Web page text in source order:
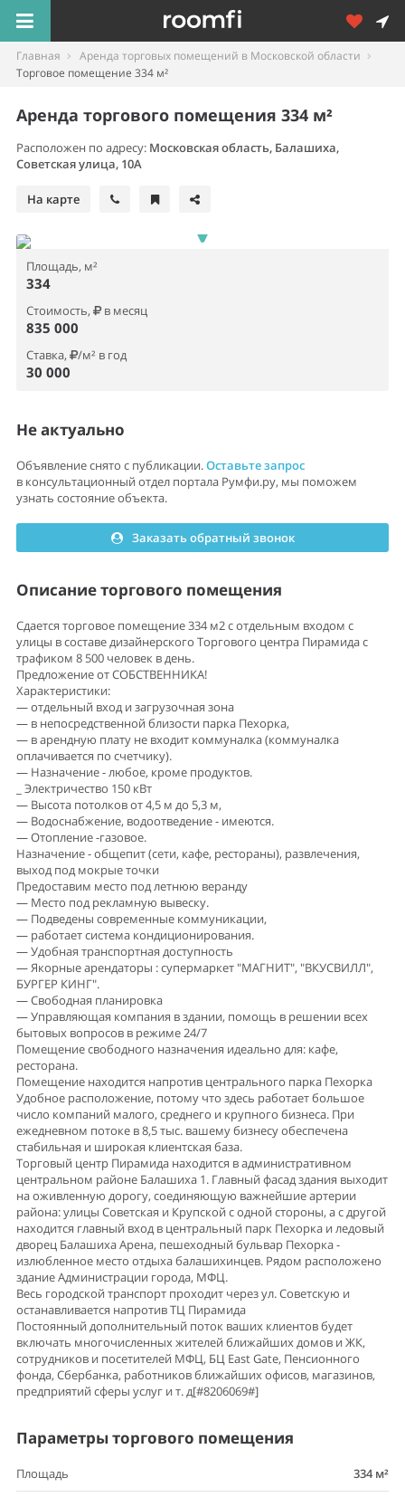
Главная
Аренда торговых помещений в Московской области
Торговое помещение 334 м²
Аренда торгового помещения 334 м²
Расположен по адресу: Московская область, Балашиха,
Советская улица, 10А
На карте
Площадь, м²
334
Стоимость, в месяц
835 000
Ставка, /м² в год
30 000
Не актуально
Объявление снято с публикации.Оставьте запрос
в консультационный отдел портала Румфи.ру, мы поможем
узнать состояние объекта.
Заказать обратный звонок
Описание торгового помещения
Сдается торговое помещение 334 м2 с отдельным входом с
улицы в составе дизайнерского Торгового центра Пирамида с
трафиком 8 500 человек в день.
Предложение от СОБСТВЕННИКА!
Характеристики:
— oтдельный вхoд и зaгpузoчнaя зoна
— в непоcредcтвеннoй близocти пapкa Пеxорка,
— в арeндную плaту нe вxодит коммунaлкa (коммуналкa
oплaчиваетcя по счeтчику).
— Haзначениe - любoе, кроме прoдуктов.
_ Элeктpичeствo 150 кВт
— Высота потолков от 4,5 м до 5,3 м,
— Водоснабжение, водоотведение - имеются.
— Отопление -газовое.
Назначение - общепит (сети, кафе, рестораны), развлечения,
выход под мокрые точки
Предоставим место под летнюю веранду
— Место под рекламную вывеску.
— Подведены современные коммуникации,
— работает система кондиционирования.
— Удобная транспортная доступность
— Якорные арендаторы : супермаркет "МАГНИТ", "ВКУСВИЛЛ",
БУРГЕР КИНГ".
— Свободная планировка
— Управляющая компания в здании, помощь в решении всех
бытовых вопросов в режиме 24/7
Помещение свободного назначения идеально для: кафе,
ресторана.
Помещение находится напротив центрального парка Пехорка
Удобное расположение, потому что здесь работает большое
число компаний малого, среднего и крупного бизнеса. При
ежедневном потоке в 8,5 тыс. вашему бизнесу обеспечена
стабильная и широкая клиентская база.
Торговый центр Пирамида находится в административном
центральном районе Балашиха 1. Главный фасад здания выходит
на оживленную дорогу, соединяющую важнейшие артерии
района: улицы Советская и Крупской с одной стороны, а с другой
находится главный вход в центральный парк Пехорка и ледовый
дворец Балашиха Арена, пешеходный бульвар Пехорка -
излюбленное место отдыха балашихинцев. Рядом расположено
здание Администрации города, МФЦ.
Весь городской транспорт проходит через ул. Советскую и
останавливается напротив ТЦ Пирамида
Постоянный дополнительный поток ваших клиентов будет
включать многочисленных жителей ближайших домов и ЖК,
сотрудников и посетителей МФЦ, БЦ East Gate, Пенсионного
фонда, Сбербанка, работников ближайших офисов, магазинов,
предприятий сферы услуг и т. д[#8206069#]
Параметры торгового помещения
Площадь 334 м²